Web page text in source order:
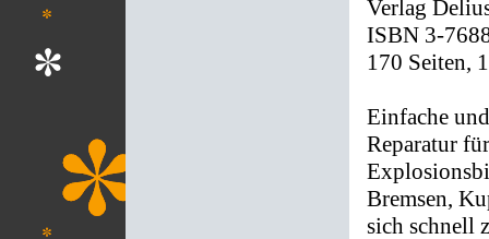
Verlag
ISBN 3-
170 Seiten,
Einfache
Reparatur
Bremsen,
sich schnell